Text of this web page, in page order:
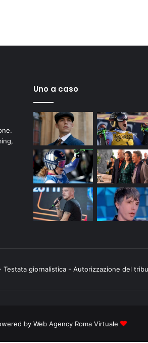
Uno a caso
Testata giornalistica - Autorizzazione del
by Web Agency Roma Virtuale